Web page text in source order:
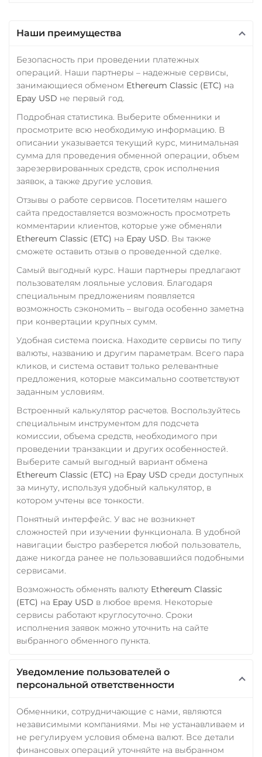
Tether (USDT)
ERC20
TRC20
Tether Gold (XAUt)
Tezos (XTZ)
THETA
Tornado Cash (TORN)
ERC20 TRC20
TRUMP
BEP20
Uniswap (UNI)
ERC20
ERC20 BEP20
AVAX
Polygon
ARB
RONIN
XLM
SUI SONIC
Utopia USD (UUSD)
Verge (XVG)
WAVES
ERC20 AVAXC
Wrapped Ethereum
ERC20 AVAXC
Zcash (ZEC)
Росбанк RUB
Россельхоз банк RUB
Сбербанк
RUB KZT QR RUB
СБП RUB
Счет ИП/ООО
UAH RUB USD
EUR
CNY
Тинькофф
RUB
CASH-IN RUB
QR RUB
УкрСиббанк UAH
Центр Кредит KZT
Элкарт KGS
Наши преимущества
Безопасность при проведении платежных
операций. Наши партнеры – надежные сервисы,
занимающиеся обменом Ethereum Classic (ETC) на
Epay USD не первый год.
Подробная статистика. Выберите обменники и
просмотрите всю необходимую информацию. В
описании указывается текущий курс, минимальная
сумма для проведения обменной операции, объем
зарезервированных средств, срок исполнения
заявок, а также другие условия.
Отзывы о работе сервисов. Посетителям нашего
сайта предоставляется возможность просмотреть
комментарии клиентов, которые уже обменяли
Ethereum Classic (ETC) на Epay USD. Вы также
сможете оставить отзыв о проведенной сделке.
Самый выгодный курс. Наши партнеры предлагают
пользователям лояльные условия. Благодаря
специальным предложениям появляется
возможность сэкономить – выгода особенно заметна
при конвертации крупных сумм.
Удобная система поиска. Находите сервисы по типу
валюты, названию и другим параметрам. Всего пара
кликов, и система оставит только релевантные
предложения, которые максимально соответствуют
заданным условиям.
Встроенный калькулятор расчетов. Воспользуйтесь
специальным инструментом для подсчета
комиссии, объема средств, необходимого при
проведении транзакции и других особенностей.
Выберите самый выгодный вариант обмена
Ethereum Classic (ETC) на Epay USD среди доступных
за минуту, используя удобный калькулятор, в
котором учтены все тонкости.
Понятный интерфейс. У вас не возникнет
сложностей при изучении функционала. В удобной
навигации быстро разберется любой пользователь,
даже никогда ранее не пользовавшийся подобными
сервисами.
Возможность обменять валюту Ethereum Classic
(ETC) на Epay USD в любое время. Некоторые
сервисы работают круглосуточно. Сроки
исполнения заявок можно уточнить на сайте
выбранного обменного пункта.
Уведомление пользователей о
персональной ответственности
Обменники, сотрудничающие с нами, являются
независимыми компаниями. Мы не устанавливаем и
не регулируем условия обмена валют. Все детали
финансовых операций уточняйте на выбранном